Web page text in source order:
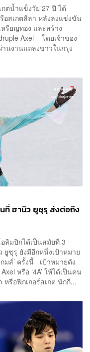
ตน้ำแข็งวัย 27 ปี ได้
อสเกตลีลา หลังลงแข่งขัน
รียญทอง และสร้าง
Axel โดยเจ้าของ
นงานแถลงข่าวในกรุง
นที่ ฮานิว ยูซุรุ ส่งต่อถึง
ลิมปิกได้เป็นสมัยที่ 3
ซุรุ ยังมีอีกหนึ่งเป้าหมาย
มส์’ ครั้งนี้ เป้าหมายดัง
หรือ ‘4A’ ให้ได้เป็นคน
รือฟิกเกอร์สเกต นักกี...